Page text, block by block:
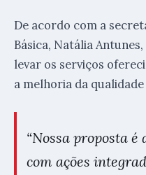
De acordo com a
Básica, Natália
levar os serviços
a melhoria da
“Nossa proposta
com ações